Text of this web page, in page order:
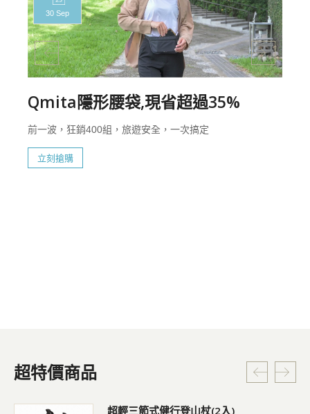
30 Sep
Qmita隱形腰袋,現省超過35%
前一波，狂銷400組，旅遊安全，一次搞定
立刻搶購
超特價商品
超輕三節式健行登山杖(2入)